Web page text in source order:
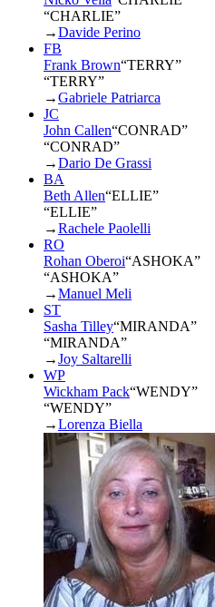
“CHARLIE”
→Davide Perino
FB
Frank Brown“TERRY”
“TERRY”
→Gabriele Patriarca
JC
John Callen“CONRAD”
“CONRAD”
→Dario De Grassi
BA
Beth Allen“ELLIE”
“ELLIE”
→Rachele Paolelli
RO
Rohan Oberoi“ASHOKA”
“ASHOKA”
→Manuel Meli
ST
Sasha Tilley“MIRANDA”
“MIRANDA”
→Joy Saltarelli
WP
Wickham Pack“WENDY”
“WENDY”
→Lorenza Biella